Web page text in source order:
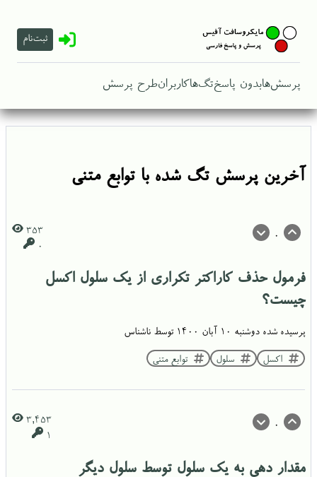
ثبت‌نام
پرسش‌هابدون پاسختگ‌هاکاربرانطرح پرسش
آخرین پرسش تگ شده با توابع متنی
0
353
0
فرمول حذف كاراكتر تكراري از یک سلول اکسل
چیست؟
پرسیده شده دوشنبه ۱۰ آبان ۱۴۰۰ توسط ناشناس
اکسل سلول توابع متنی
0
3,453
1
مقدار دهی به یک سلول توسط سلول دیگر